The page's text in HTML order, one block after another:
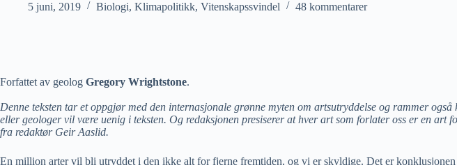
5 juni, 2019 Biologi, Klimapolitikk, Vitenskapssvindel 48 kommentarer
Forfattet av geolog Gregory Wrightstone.
Denne teksten tar et oppgjør med den internasjonale grønne myten om artsutryddelse og rammer
eller geologer vil være uenig i teksten. Og redaksjonen presiserer at hver art som forlater oss er en art
fra redaktør Geir Aaslid.
En million arter vil bli utryddet i den ikke alt for fjerne fremtiden, og vi er skyldige. Det er